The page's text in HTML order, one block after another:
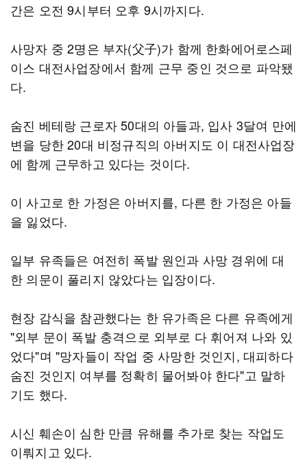
간은 오전 9시부터 오후 9시까지다.
사망자 중 2명은 부자(父子)가 함께 한화에어로스페
이스 대전사업장에서 함께 근무 중인 것으로 파악됐
다.
숨진 베테랑 근로자 50대의 아들과, 입사 3달여 만에
변을 당한 20대 비정규직의 아버지도 이 대전사업장
에 함께 근무하고 있다는 것이다.
이 사고로 한 가정은 아버지를, 다른 한 가정은 아들
을 잃었다.
일부 유족들은 여전히 폭발 원인과 사망 경위에 대
한 의문이 풀리지 않았다는 입장이다.
현장 감식을 참관했다는 한 유가족은 다른 유족에게
"외부 문이 폭발 충격으로 외부로 다 휘어져 나와 있
었다"며 "망자들이 작업 중 사망한 것인지, 대피하다
숨진 것인지 여부를 정확히 물어봐야 한다"고 말하
기도 했다.
시신 훼손이 심한 만큼 유해를 추가로 찾는 작업도
이뤄지고 있다.